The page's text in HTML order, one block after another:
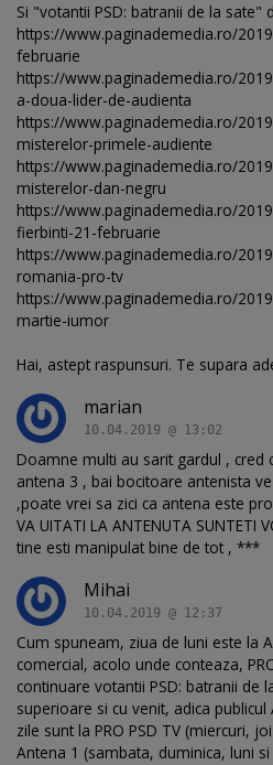
Si "votantii PSD: batranii de la sate"
https://www.paginademedia.ro/
februarie
https://www.paginademedia.ro/
a-doua-lider-de-audienta
https://www.paginademedia.ro/
misterelor-primele-audiente
https://www.paginademedia.ro/
misterelor-dan-negru
https://www.paginademedia.ro/
fierbinti-21-februarie
https://www.paginademedia.ro/
romania-pro-tv
https://www.paginademedia.ro/
martie-iumor
Hai, astept raspunsuri. Te supara
marian
10.04.2019 @ 13:02
Doamne multi au sarit gardul , cred
antena 3 , bai bocitoare antenista
,poate vrei sa zici ca antena este pro
VA UITATI LA ANTENUTA SUNTETI
tine esti manipulat bine de tot , ***
Mihai
10.04.2019 @ 12:37
Cum spuneam, ziua de luni este la
comercial, acolo unde conteaza,
continuare votantii PSD: batranii de
superioare si cu venit, adica publicul
zile sunt la PRO PSD TV (miercuri,
Antena 1 (sambata, duminica, luni